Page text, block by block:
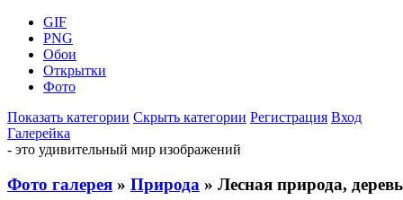
GIF
PNG
Обои
Открытки
Фото
Показать категории Скрыть категории Регистрация Вход
Галерейка
- это удивительный мир изображений
Фото галерея » Природа » Лесная природа,